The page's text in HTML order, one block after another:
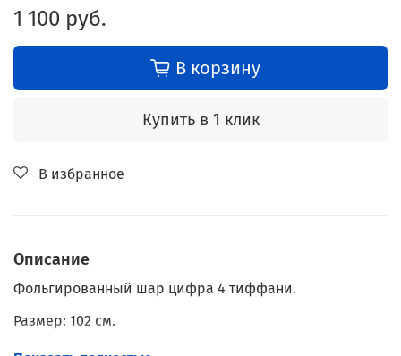
1 100 руб.
В корзину
Купить в 1 клик
В избранное
Описание
Фольгированный шар цифра 4 тиффани.
Размер: 102 см.